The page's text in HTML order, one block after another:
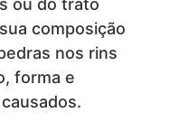
composição
nos rins
forma e